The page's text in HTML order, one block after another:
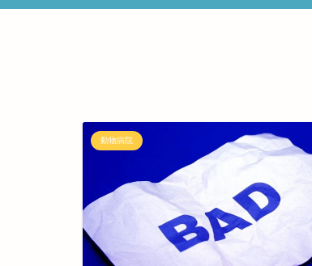
動物病院